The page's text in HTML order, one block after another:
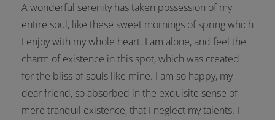
A wonderful serenity has taken possession of my
entire soul, like these sweet mornings of spring which
I enjoy with my whole heart. I am alone, and feel the
charm of existence in this spot, which was created
for the bliss of souls like mine. I am so happy, my
dear friend, so absorbed in the exquisite sense of
mere tranquil existence, that I neglect my talents. I